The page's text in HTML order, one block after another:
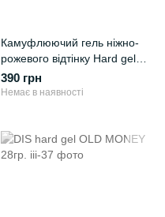
Камуфлюючий гель ніжно-
рожевого відтінку Hard gel
Dis Soft pink 50 мл
390 грн
Немає в наявності